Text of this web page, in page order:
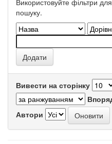
Використовуйте фільтри
пошуку.
Вивести на сторінку
Автори